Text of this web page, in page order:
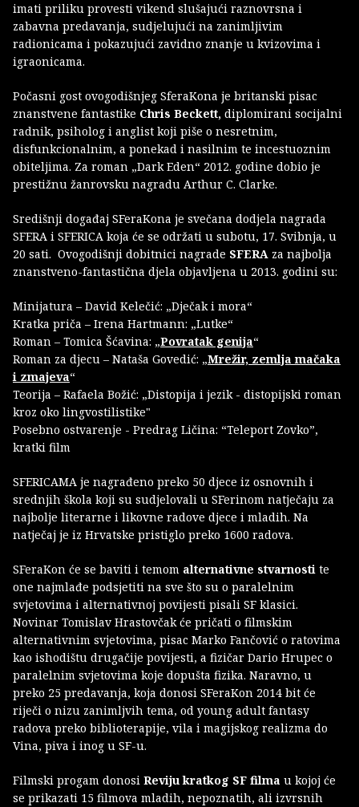
imati priliku provesti vikend slušajući raznovrsna i
zabavna predavanja, sudjelujući na zanimljivim
radionicama i pokazujući zavidno znanje u kvizovima i
igraonicama.
Počasni gost ovogodišnjeg SferaKona je britanski pisac
znanstvene fantastike Chris Beckett, diplomirani socijalni
radnik, psiholog i anglist koji piše o nesretnim,
disfunkcionalnim, a ponekad i nasilnim te incestuoznim
obiteljima. Za roman „Dark Eden“ 2012. godine dobio je
prestižnu žanrovsku nagradu Arthur C. Clarke.
Središnji događaj SFeraKona je svečana dodjela nagrada
SFERA i SFERICA koja će se održati u subotu, 17. Svibnja, u
20 sati. Ovogodišnji dobitnici nagrade SFERA za najbolja
znanstveno-fantastična djela objavljena u 2013. godini su:
Minijatura – David Kelečić: „Dječak i mora“
Kratka priča – Irena Hartmann: „Lutke“
Roman – Tomica Šćavina: „Povratak genija“
Roman za djecu – Nataša Govedić: „Mrežir, zemlja mačaka
i zmajeva“
Teorija – Rafaela Božić: „Distopija i jezik - distopijski roman
kroz oko lingvostilistike"
Posebno ostvarenje - Predrag Ličina: “Teleport Zovko”,
kratki film
SFERICAMA je nagrađeno preko 50 djece iz osnovnih i
srednjih škola koji su sudjelovali u SFerinom natječaju za
najbolje literarne i likovne radove djece i mladih. Na
natječaj je iz Hrvatske pristiglo preko 1600 radova.
SFeraKon će se baviti i temom alternativne stvarnosti te
one najmlađe podsjetiti na sve što su o paralelnim
svjetovima i alternativnoj povijesti pisali SF klasici.
Novinar Tomislav Hrastovčak će pričati o filmskim
alternativnim svjetovima, pisac Marko Fančović o ratovima
kao ishodištu drugačije povijesti, a fizičar Dario Hrupec o
paralelnim svjetovima koje dopušta fizika. Naravno, u
preko 25 predavanja, koja donosi SFeraKon 2014 bit će
riječi o nizu zanimljvih tema, od young adult fantasy
radova preko biblioterapije, vila i magijskog realizma do
Vina, piva i inog u SF-u.
Filmski progam donosi Reviju kratkog SF filma u kojoj će
se prikazati 15 filmova mladih, nepoznatih, ali izvrsnih